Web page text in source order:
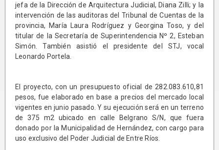
jefa de la Dirección de Arquitectura Judicial, Diana Zilli; y la
intervención de las auditoras del Tribunal de Cuentas de la
provincia, María Laura Rodríguez y Georgina Toso, y del
titular de la Secretaría de Superintendencia Nº 2, Esteban
Simón. También asistió el presidente del STJ, vocal
Leonardo Portela.
El proyecto, con un presupuesto oficial de 282.083.610,81
pesos, fue elaborado en base a precios del mercado local
vigentes en junio pasado. Y su ejecución será en un terreno
de 375 m2 ubicado en calle Belgrano S/N, que fuera
donado por la Municipalidad de Hernández, con cargo para
uso exclusivo del Poder Judicial de Entre Ríos.